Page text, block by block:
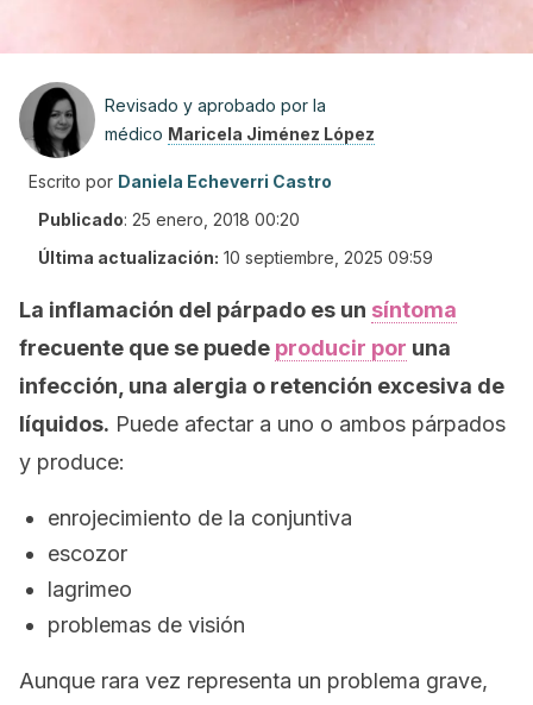
Revisado y aprobado por la
médico Maricela Jiménez López
Escrito por Daniela Echeverri Castro
Publicado: 25 enero, 2018 00:20
Última actualización: 10 septiembre, 2025 09:59
La inflamación del párpado es un síntoma
frecuente que se puede producir por una
infección, una alergia o retención excesiva de
líquidos. Puede afectar a uno o ambos párpados
y produce:
enrojecimiento de la conjuntiva
escozor
lagrimeo
problemas de visión
Aunque rara vez representa un problema grave,